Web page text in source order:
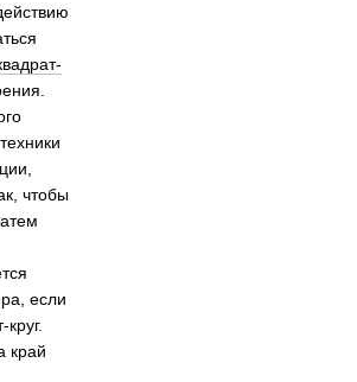
чтобы
если
край